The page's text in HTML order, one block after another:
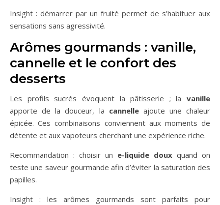
Insight : démarrer par un fruité permet de s’habituer aux
sensations sans agressivité.
Arômes gourmands : vanille,
cannelle et le confort des
desserts
Les profils sucrés évoquent la pâtisserie ; la vanille
apporte de la douceur, la cannelleajoute une chaleur
épicée. Ces combinaisons conviennent aux moments de
détente et aux vapoteurs cherchant une expérience riche.
Recommandation : choisir un e-liquide doux quand on
teste une saveur gourmande afin d’éviter la saturation des
papilles.
Insight : les arômes gourmands sont parfaits pour